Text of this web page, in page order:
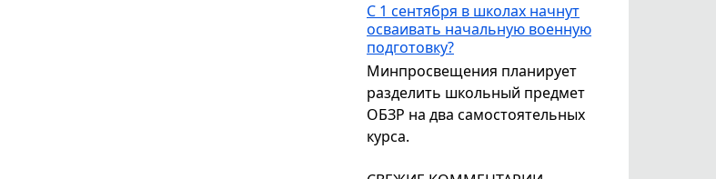
С 1 сентября в школах начнут
осваивать начальную военную
подготовку?
Минпросвещения планирует
разделить школьный предмет
ОБЗР на два самостоятельных
курса.